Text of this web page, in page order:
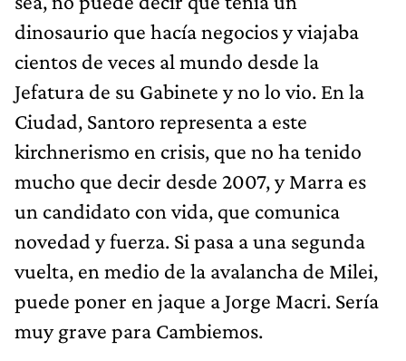
dinosaurio que hacía negocios y viajaba
cientos de veces al mundo desde la
Jefatura de su Gabinete y no lo vio. En la
Ciudad, Santoro representa a este
kirchnerismo en crisis, que no ha tenido
mucho que decir desde 2007, y Marra es
un candidato con vida, que comunica
novedad y fuerza. Si pasa a una segunda
vuelta, en medio de la avalancha de Milei,
puede poner en jaque a Jorge Macri. Sería
muy grave para Cambiemos.